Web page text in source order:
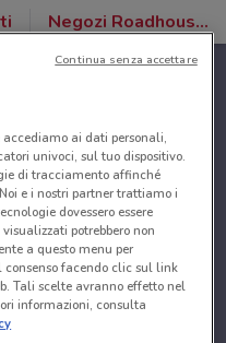
Negozi Roadhouse Restaurant
ai dati personali,
univoci, sul tuo dispositivo.
di tracciamento affinché
e i nostri partner trattiamo i
dovessero essere
potrebbero non
a questo menu per
facendo clic sul link
Tali scelte avranno effetto nel
informazioni, consulta
Continua senza accettare